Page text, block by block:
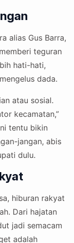
alias Gus Barra,
teguran
hati-hati,
dada.
atau sosial.
kecamatan,”
tentu bikin
jangan, abis
dulu.
hiburan rakyat
Dari hajatan
jadi semacam
adalah